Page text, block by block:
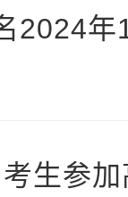
2024
生参